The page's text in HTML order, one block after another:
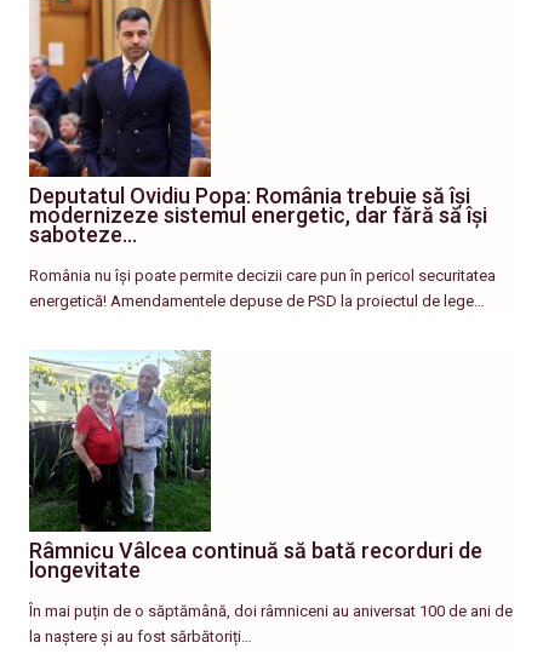
Deputatul Ovidiu Popa: România trebuie să își
modernizeze sistemul energetic, dar fără să își
saboteze…
România nu își poate permite decizii care pun în pericol securitatea
energetică! Amendamentele depuse de PSD la proiectul de lege…
Râmnicu Vâlcea continuă să bată recorduri de
longevitate
În mai puțin de o săptămână, doi râmniceni au aniversat 100 de ani de
la naștere și au fost sărbătoriți…